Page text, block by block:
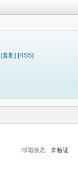
[复制] [RSS]
邮箱状态 未验证